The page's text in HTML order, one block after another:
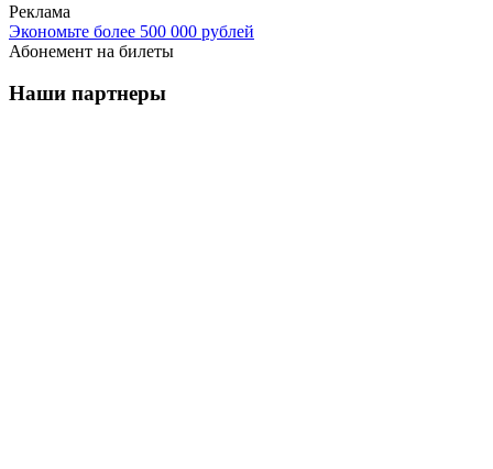
Реклама
Экономьте более 500 000 рублей
Абонемент на билеты
Наши партнеры